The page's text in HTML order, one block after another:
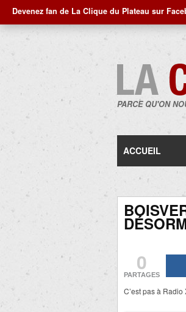
Devenez fan de La Clique du Plateau sur
PARCE QU'ON
ACCUEIL
0
PARTAGES
C’est pas à